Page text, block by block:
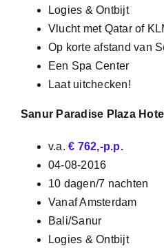
Logies & Ontbijt
Vlucht met Qatar of
Op korte afstand van
Een Spa Center
Laat uitchecken!
Sanur Paradise Plaza
v.a.€ 762,-p.p.
04-08-2016
10 dagen/7 nachten
Vanaf Amsterdam
Bali/Sanur
Logies & Ontbijt